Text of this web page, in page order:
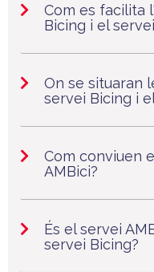
Com es facilita
Bicing i el
On se situaran
servei Bicing i
Com conviuen
AMBici?
És el servei
servei Bicing?